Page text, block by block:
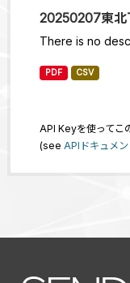
20250207東北
There is no
PDF CSV
API Keyを使ってこ
(see APIドキュメン